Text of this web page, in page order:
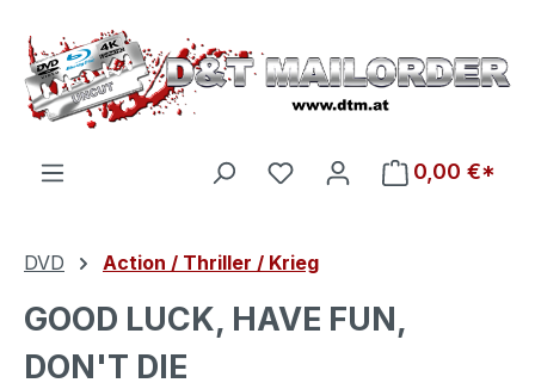
Zum Hauptinhalt springen
Du hast 0 Produkte auf
0,00 €*
DVD Action / Thriller / Krieg
GOOD LUCK, HAVE FUN,
DON'T DIE